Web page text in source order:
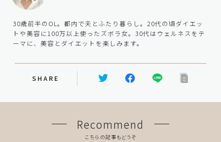
30歳前半のOL。都内で夫とふたり暮らし。20代の頃ダイエッ
トや美容に100万以上使ったズボラ女。30代はウェルネスをテ
ーマに、美容とダイエットを楽しみます。
SHARE
Recommend
こちらの記事もどうぞ